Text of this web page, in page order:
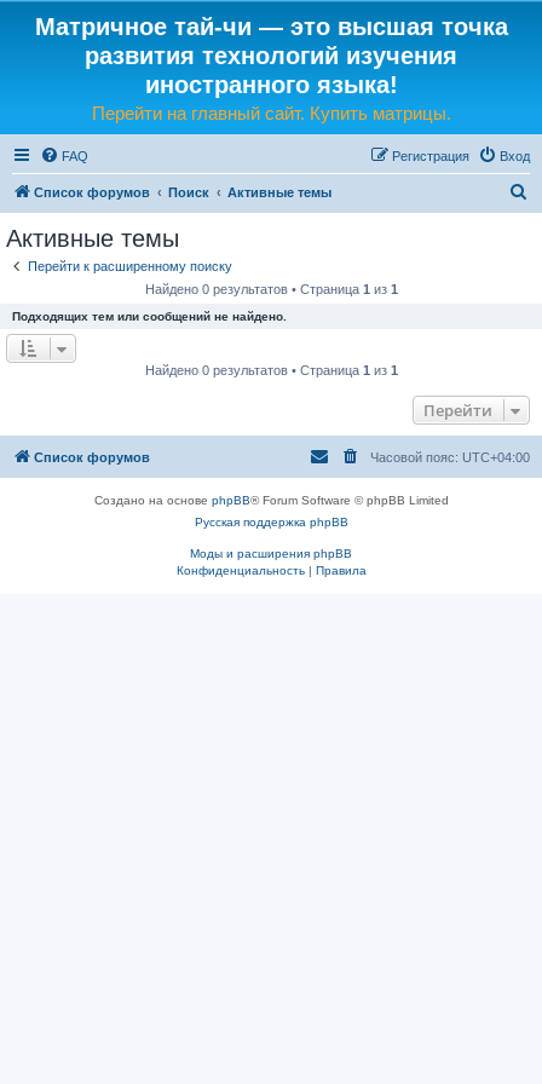
Матричное тай-чи — это высшая точка
развития технологий изучения
иностранного языка!
Перейти на главный сайт. Купить матрицы.
FAQ Вход
Регистрация
Список форумов Поиск Активные темы
Активные темы
Перейти к расширенному поиску
Найдено 0 результатов • Страница 1 из 1
Подходящих тем или сообщений не найдено.
Найдено 0 результатов • Страница 1 из 1
Перейти
Список форумов Часовой пояс: UTC+04:00
Создано на основе phpBB® Forum Software © phpBB Limited
Русская поддержка phpBB
Моды и расширения phpBB
Конфиденциальность| Правила